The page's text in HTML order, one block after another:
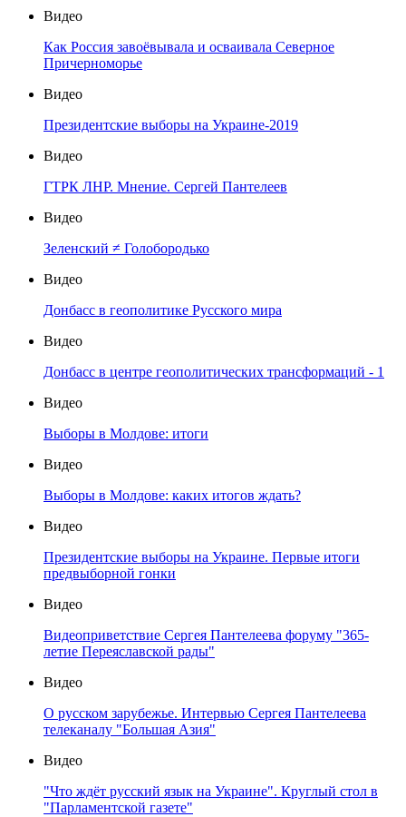
Видео
Как Россия завоёвывала и осваивала Северное
Причерноморье
Видео
Президентские выборы на Украине-2019
Видео
ГТРК ЛНР. Мнение. Сергей Пантелеев
Видео
Зеленский ≠ Голобородько
Видео
Донбасс в геополитике Русского мира
Видео
Донбасс в центре геополитических трансформаций - 1
Видео
Выборы в Молдове: итоги
Видео
Выборы в Молдове: каких итогов ждать?
Видео
Президентские выборы на Украине. Первые итоги
предвыборной гонки
Видео
Видеоприветствие Сергея Пантелеева форуму "365-
летие Переяславской рады"
Видео
О русском зарубежье. Интервью Сергея Пантелеева
телеканалу "Большая Азия"
Видео
"Что ждёт русский язык на Украине". Круглый стол в
"Парламентской газете"